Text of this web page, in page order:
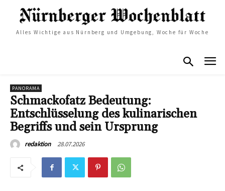
Alles Wichtige aus Nürnberg und Umgebung, Woche für Woche
PANORAMA
Schmackofatz Bedeutung:
Entschlüsselung des kulinarischen
Begriffs und sein Ursprung
redaktion 28.07.2026